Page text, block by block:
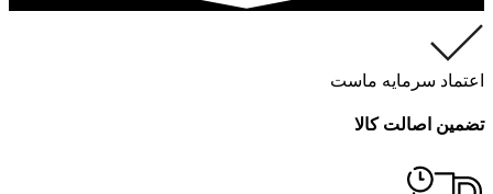
اعتماد سرمایه ماست
تضمین اصالت کالا